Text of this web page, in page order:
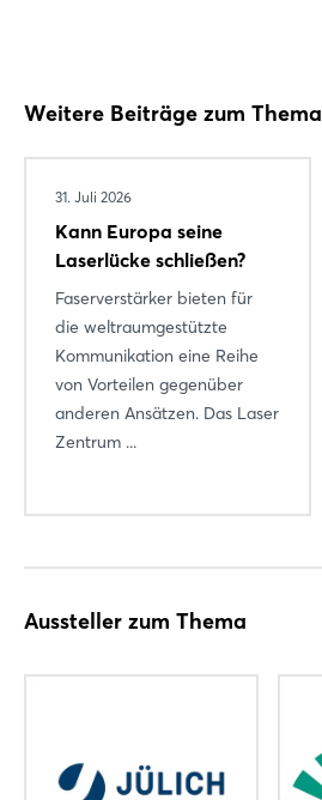
Weitere Beiträge zum Thema
31. Juli 2026
Kann Europa seine
Laserlücke schließen?
Faserverstärker bieten für
die weltraumgestützte
Kommunikation eine Reihe
von Vorteilen gegenüber
anderen Ansätzen. Das Laser
Zentrum ...
Aussteller zum Thema